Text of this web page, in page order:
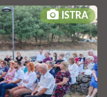
ISTRA